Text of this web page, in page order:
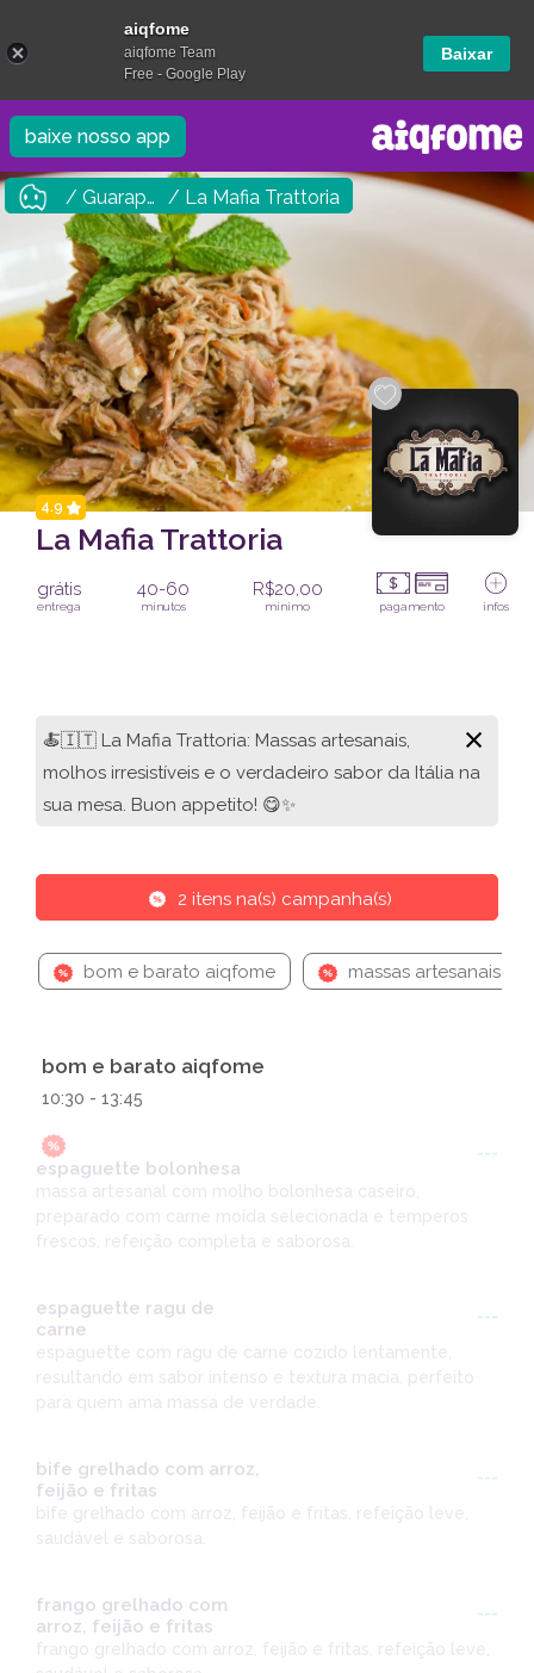
baixe nosso app
/ Guarapuava / La Mafia Trattoria
4.9
La Mafia Trattoria
grátis
entrega
40-60
minutos
R$20,00
mínimo pagamento infos
×
🍝🇮🇹 La Mafia Trattoria: Massas artesanais,
molhos irresistíveis e o verdadeiro sabor da Itália na
sua mesa. Buon appetito! 😋✨
2 itens na(s) campanha(s)
bom e barato aiqfome massas artesanais
bom e barato aiqfome
10:30 - 13:45
espaguette bolonhesa
---
massa artesanal com molho bolonhesa caseiro,
preparado com carne moída selecionada e temperos
frescos. refeição completa e saborosa.
espaguette ragu de
carne
---
espaguette com ragu de carne cozido lentamente,
resultando em sabor intenso e textura macia. perfeito
bife grelhado com arroz,
feijão e fritas
---
bife grelhado com arroz, feijão e fritas. refeição leve,
frango grelhado com
arroz, feijão e fritas
---
frango grelhado com arroz, feijão e fritas. refeição leve,
aiqfome
aiqfome Team
Free - Google Play
Baixar